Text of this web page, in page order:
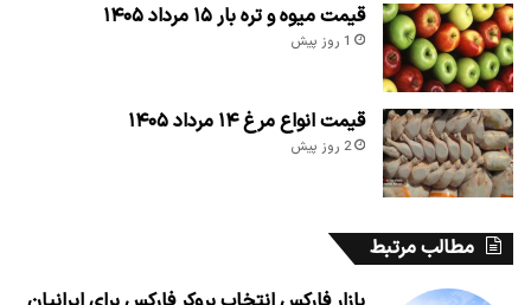
قیمت میوه و تره بار ۱۵ مرداد ۱۴۰۵
1 روز پیش
قیمت انواع مرغ ۱۴ مرداد ۱۴۰۵
2 روز پیش
مطالب مرتبط